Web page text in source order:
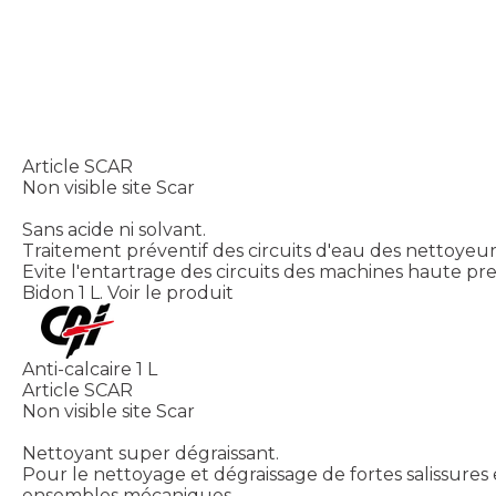
Article SCAR
Non visible site Scar
Sans acide ni solvant.
Traitement préventif des circuits d'eau des
Evite l'entartrage des circuits des machines haute
Bidon 1 L. Voir le produit
Anti-calcaire 1 L
Article SCAR
Non visible site Scar
Nettoyant super dégraissant.
Pour le nettoyage et dégraissage de fortes